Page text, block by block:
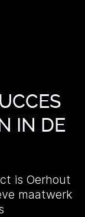
IN DE
is Oerhout
maatwerk